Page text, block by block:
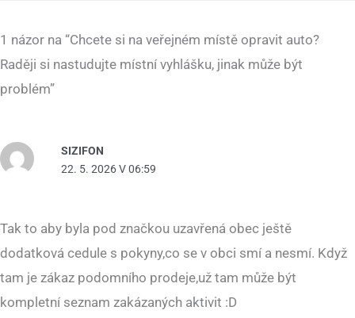
1 názor na “Chcete si na veřejném místě opravit auto?
Raději si nastudujte místní vyhlášku, jinak může být
problém”
SIZIFON
22. 5. 2026 V 06:59
Tak to aby byla pod značkou uzavřená obec ještě
dodatková cedule s pokyny,co se v obci smí a nesmí. Když
tam je zákaz podomního prodeje,už tam může být
kompletní seznam zakázaných aktivit :D